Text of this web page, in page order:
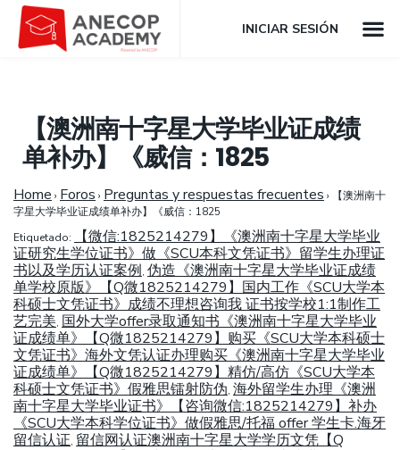
INICIAR SESIÓN
【澳洲南十字星大学毕业证成绩
单补办】《威信：1825
Home › Foros › Preguntas y respuestas frecuentes ›
【澳洲南十
字星大学毕业证成绩单补办】《威信：1825
Etiquetado:
【微信:1825214279】《澳洲南十字星大学毕业
证研究生学位证书》做《SCU本科文凭证书》留学生办理证
书以及学历认证案例, 伪造《澳洲南十字星大学毕业证成绩
单学校原版》【Q微1825214279】国内工作《SCU大学本
科硕士文凭证书》成绩不理想咨询我 证书按学校1:1制作工
艺完美, 国外大学offer录取通知书《澳洲南十字星大学毕业
证成绩单》【Q微1825214279】购买《SCU大学本科硕士
文凭证书》海外文凭认证办理购买《澳洲南十字星大学毕业
证成绩单》【Q微1825214279】精仿/高仿《SCU大学本
科硕士文凭证书》假雅思镭射防伪, 海外留学生办理《澳洲
南十字星大学毕业证书》【咨询微信:1825214279】补办
《SCU大学本科学位证书》做假雅思/托福 offer 学生卡.海牙
留信认证, 留信网认证澳洲南十字星大学学历文凭【Q